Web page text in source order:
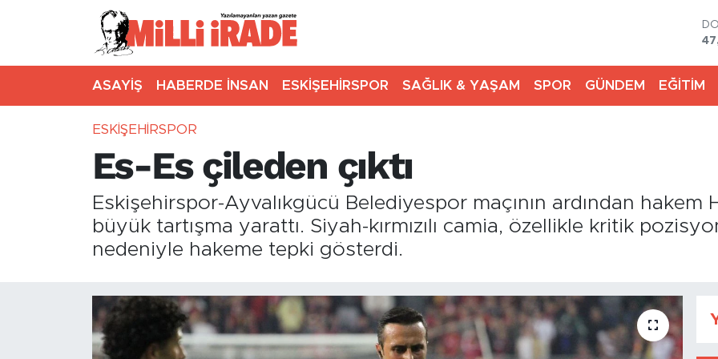
ASAYİŞ HABERDE İNSAN ESKİŞEHİRSPOR SAĞLIK & YAŞAM SPOR GÜNDEM EĞİTİM
ESKİŞEHİRSPOR
Es-Es çileden çıktı
Eskişehirspor-Ayvalıkgücü Belediyespor maçının ardından hakem
büyük tartışma yarattı. Siyah-kırmızılı camia, özellikle kritik
nedeniyle hakeme tepki gösterdi.